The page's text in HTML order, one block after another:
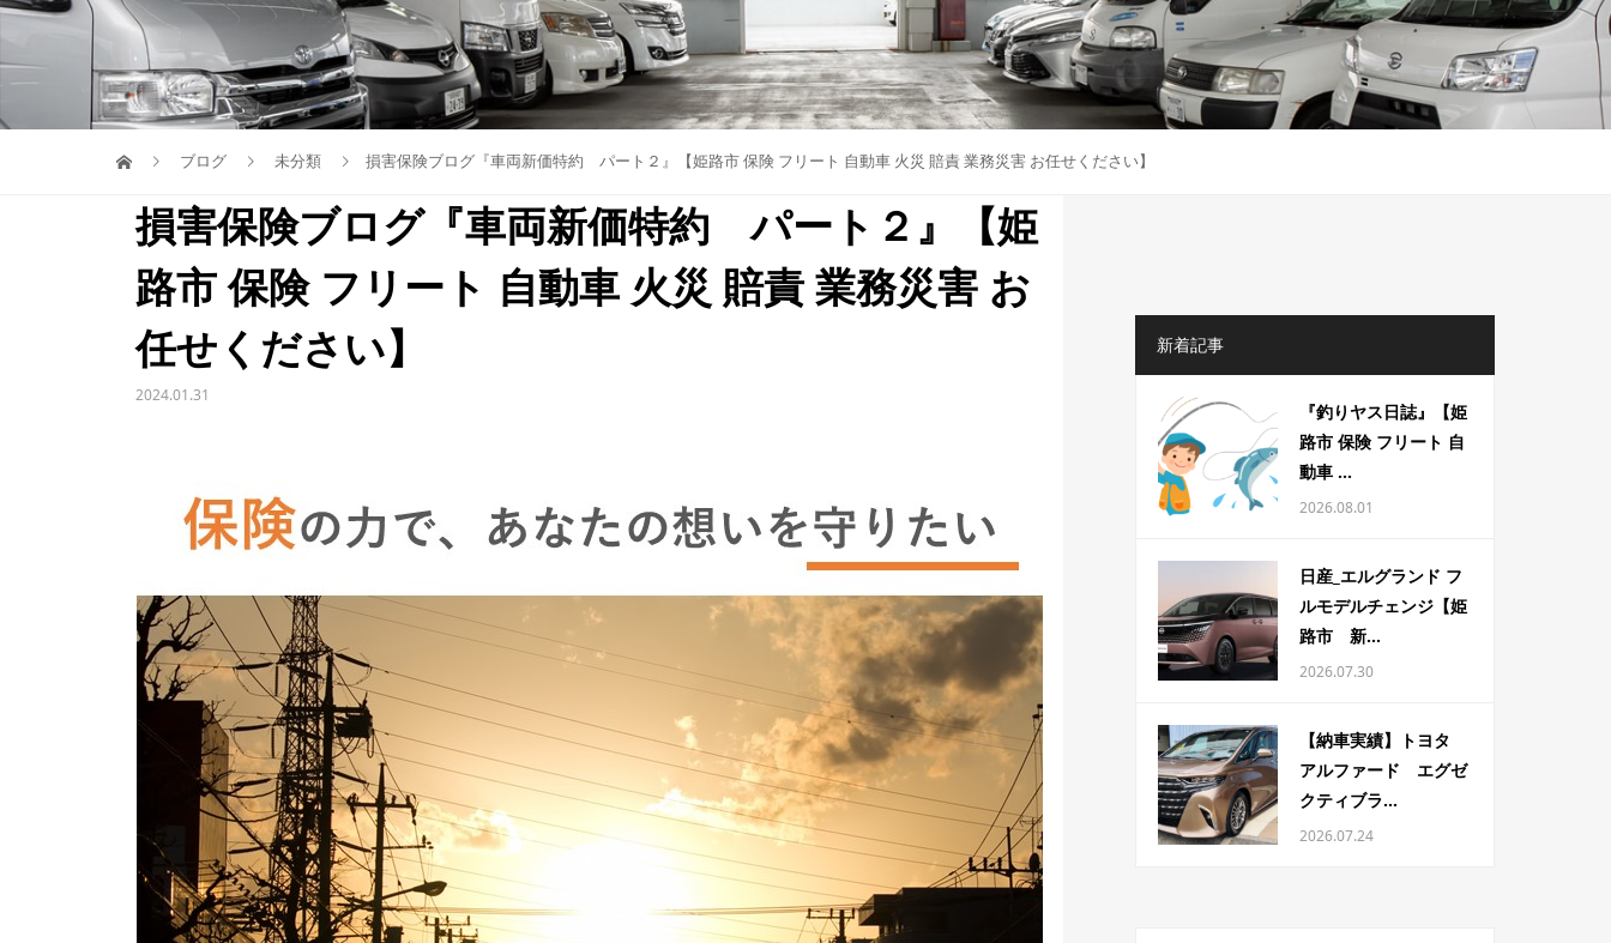
ブログ 未分類 損害保険ブログ『車両新価特約 パート２』【姫路市 保険 フリート 自動車 火災 賠責 業務災害 お任せください】
損害保険ブログ『車両新価特約 パート２』【姫
路市 保険 フリート 自動車 火災 賠責 業務災害 お
任せください】
2024.01.31
新着記事
『釣りヤス日誌』【姫
路市 保険 フリート 自
動車 ...
2026.08.01
日産_エルグランド フ
ルモデルチェンジ【姫
路市 新...
2026.07.30
【納車実績】トヨタ
アルファード エグゼ
クティブラ...
2026.07.24